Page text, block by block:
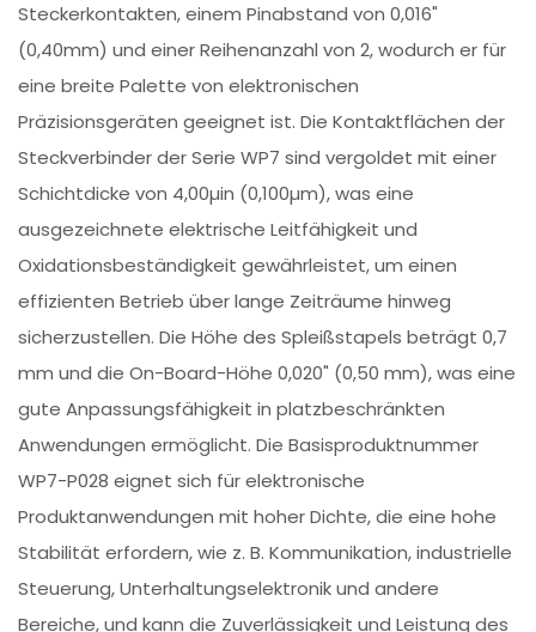
Steckerkontakten, einem Pinabstand von 0,016"
(0,40mm) und einer Reihenanzahl von 2, wodurch er für
eine breite Palette von elektronischen
Präzisionsgeräten geeignet ist. Die Kontaktflächen der
Steckverbinder der Serie WP7 sind vergoldet mit einer
Schichtdicke von 4,00µin (0,100µm), was eine
ausgezeichnete elektrische Leitfähigkeit und
Oxidationsbeständigkeit gewährleistet, um einen
effizienten Betrieb über lange Zeiträume hinweg
sicherzustellen. Die Höhe des Spleißstapels beträgt 0,7
mm und die On-Board-Höhe 0,020" (0,50 mm), was eine
gute Anpassungsfähigkeit in platzbeschränkten
Anwendungen ermöglicht. Die Basisproduktnummer
WP7-P028 eignet sich für elektronische
Produktanwendungen mit hoher Dichte, die eine hohe
Stabilität erfordern, wie z. B. Kommunikation, industrielle
Steuerung, Unterhaltungselektronik und andere
Bereiche, und kann die Zuverlässigkeit und Leistung des